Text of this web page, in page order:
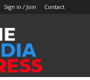
Sign in / Join Contact